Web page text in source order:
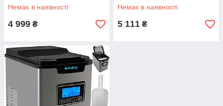
Немає в наявності
4 999 ₴
Немає в наявності
5 111 ₴